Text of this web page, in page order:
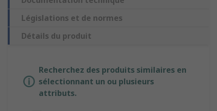
Législations et de normes
Détails du produit
Recherchez des produits similaires en
sélectionnant un ou plusieurs
attributs.